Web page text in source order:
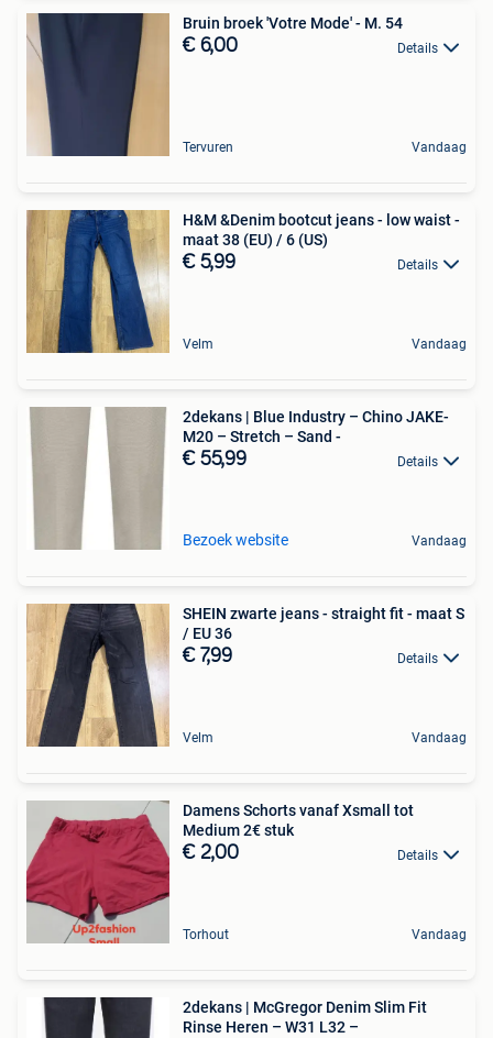
Bruin broek 'Votre Mode' - M. 54
€ 6,00 Details
Tervuren Vandaag
H&M &Denim bootcut jeans - low waist -
maat 38 (EU) / 6 (US)
€ 5,99 Details
Velm Vandaag
2dekans | Blue Industry – Chino JAKE-
M20 – Stretch – Sand -
€ 55,99 Details
Bezoek website Vandaag
SHEIN zwarte jeans - straight fit - maat S
/ EU 36
€ 7,99 Details
Velm Vandaag
Damens Schorts vanaf Xsmall tot
Medium 2€ stuk
€ 2,00 Details
Torhout Vandaag
2dekans | McGregor Denim Slim Fit
Rinse Heren – W31 L32 –